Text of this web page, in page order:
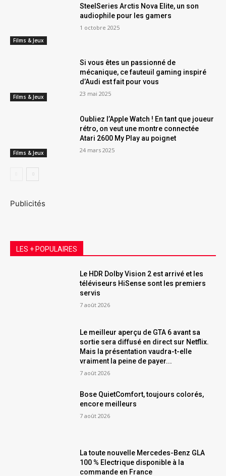
Films & Jeux
SteelSeries Arctis Nova Elite, un son
audiophile pour les gamers
1 octobre 2025
Films & Jeux
Si vous êtes un passionné de
mécanique, ce fauteuil gaming inspiré
d’Audi est fait pour vous
23 mai 2025
Films & Jeux
Oubliez l’Apple Watch ! En tant que joueur
rétro, on veut une montre connectée
Atari 2600 My Play au poignet
24 mars 2025
Publicités
LES + POPULAIRES
Le HDR Dolby Vision 2 est arrivé et les
téléviseurs HiSense sont les premiers
servis
7 août 2026
Le meilleur aperçu de GTA 6 avant sa
sortie sera diffusé en direct sur Netflix.
Mais la présentation vaudra-t-elle
vraiment la peine de payer...
7 août 2026
Bose QuietComfort, toujours colorés,
encore meilleurs
7 août 2026
La toute nouvelle Mercedes-Benz GLA
100 % Electrique disponible à la
commande en France